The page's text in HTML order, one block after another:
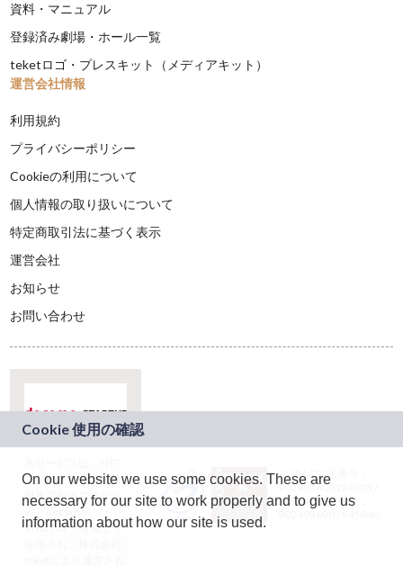
資料・マニュアル
登録済み劇場・ホール一覧
teketロゴ・プレスキット（メディアキット）
運営会社情報
利用規約
プライバシーポリシー
Cookieの利用について
個人情報の取り扱いについて
特定商取引法に基づく表示
運営会社
お知らせ
お問い合わせ
ドコモグループの新
規事業創出プログラ
ム「docomo
STARTUP」を通じて
JASRAC許諾番号：
9024936001Y45037
JASRAC許諾番号：
On our website we use some cookies. These are
necessary for our site to work properly and to give us
information about how our site is used.